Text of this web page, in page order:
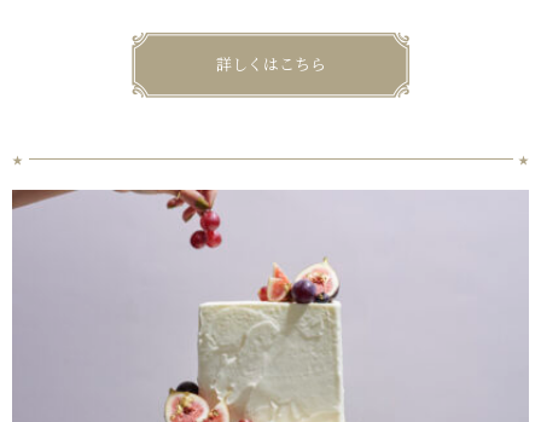
詳しくはこちら